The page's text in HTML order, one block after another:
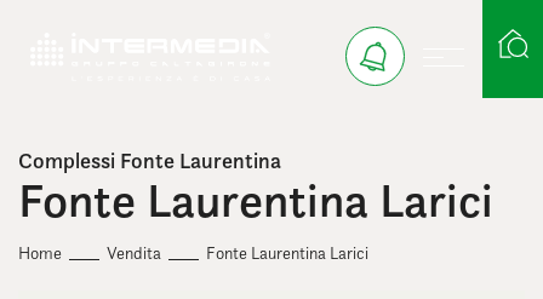
Complessi Fonte Laurentina
Fonte Laurentina Larici
Home Vendita Fonte Laurentina Larici